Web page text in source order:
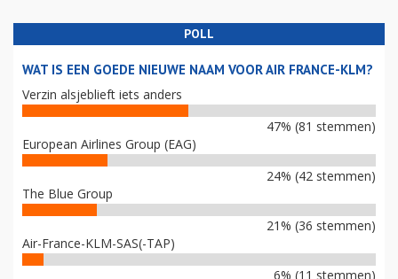
POLL
WAT IS EEN GOEDE NIEUWE NAAM VOOR AIR FRANCE-KLM?
Verzin alsjeblieft iets anders
47% (81 stemmen)
European Airlines Group (EAG)
24% (42 stemmen)
The Blue Group
21% (36 stemmen)
Air-France-KLM-SAS(-TAP)
6% (11 stemmen)